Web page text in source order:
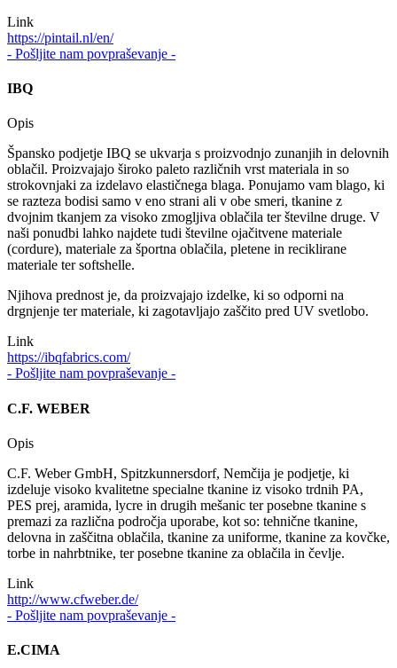
Link
https://pintail.nl/en/
- Pošljite nam povpraševanje -
IBQ
Opis
Špansko podjetje IBQ se ukvarja s proizvodnjo zunanjih in delovnih
oblačil. Proizvajajo široko paleto različnih vrst materiala in so
strokovnjaki za izdelavo elastičnega blaga. Ponujamo vam blago, ki
se razteza bodisi samo v eno strani ali v obe smeri, tkanine z
dvojnim tkanjem za visoko zmogljiva oblačila ter številne druge. V
naši ponudbi lahko najdete tudi številne ojačitvene materiale
(cordure), materiale za športna oblačila, pletene in reciklirane
materiale ter softshelle.
Njihova prednost je, da proizvajajo izdelke, ki so odporni na
drgnjenje ter materiale, ki zagotavljajo zaščito pred UV svetlobo.
Link
https://ibqfabrics.com/
- Pošljite nam povpraševanje -
C.F. WEBER
Opis
C.F. Weber GmbH, Spitzkunnersdorf, Nemčija je podjetje, ki
izdeluje visoko kvalitetne specialne tkanine iz visoko trdnih PA,
PES prej, aramida, lycre in drugih mešanic ter posebne tkanine s
premazi za različna področja uporabe, kot so: tehnične tkanine,
delovna in zaščitna oblačila, tkanine za uniforme, tkanine za kovčke,
torbe in nahrbtnike, ter posebne tkanine za oblačila in čevlje.
Link
http://www.cfweber.de/
- Pošljite nam povpraševanje -
E.CIMA